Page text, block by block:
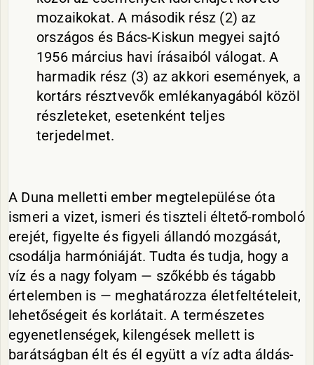
mozaikokat. A második rész (2) az
országos és Bács-Kiskun megyei sajtó
1956 március havi írásaiból válogat. A
harmadik rész (3) az akkori események, a
kortárs résztvevők emlékanyagából közöl
részleteket, esetenként teljes
terjedelmet.
A Duna melletti ember megtelepülése óta
ismeri a vizet, ismeri és tiszteli éltető-romboló
erejét, figyelte és figyeli állandó mozgását,
csodálja harmóniáját. Tudta és tudja, hogy a
víz és a nagy folyam — szőkébb és tágabb
értelemben is — meghatározza életfeltételeit,
lehetőségeit és korlátait. A természetes
egyenetlenségek, kilengések mellett is
barátságban élt és él együtt a víz adta áldás-